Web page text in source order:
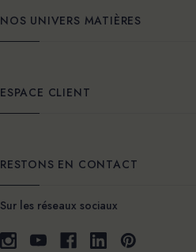
NOS UNIVERS MATIÈRES
ESPACE CLIENT
RESTONS EN CONTACT
Sur les réseaux sociaux